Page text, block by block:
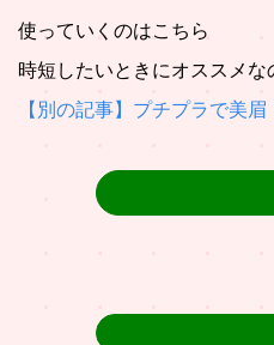
使っていくのはこちら
時短したいときにオススメ
【別の記事】プチプラで美